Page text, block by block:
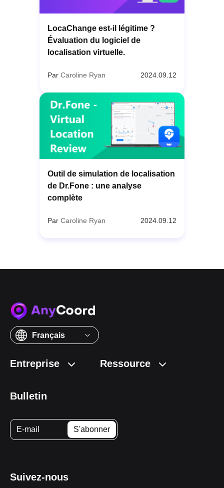
LocaChange est-il légitime ?
Évaluation du logiciel de
localisation virtuelle.
Par Caroline Ryan 2024.09.12
Outil de simulation de localisation
de Dr.Fone : une analyse
complète
Par Caroline Ryan 2024.09.12
Français
Entreprise Ressource
Bulletin
Suivez-nous